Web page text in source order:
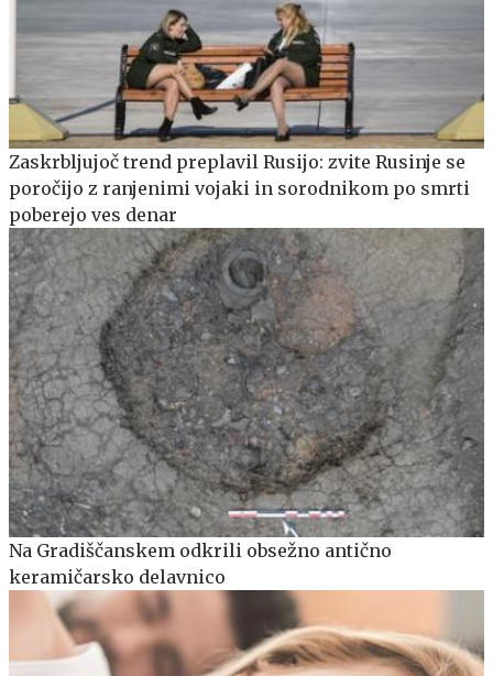
Zaskrbljujoč trend preplavil Rusijo: zvite Rusinje se
poročijo z ranjenimi vojaki in sorodnikom po smrti
poberejo ves denar
Na Gradiščanskem odkrili obsežno antično
keramičarsko delavnico